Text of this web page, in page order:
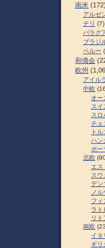
南米 (172)
アルゼ
チリ (7)
パラグ
ブラジ
ペルー
和僑会
欧州
アイル
中欧
オー
スイ
スロ
チェ
トル
ハン
ポー
北欧
エス
スウ
デン
ノ
フィ
ラト
リト
南欧
イタ
ギリ